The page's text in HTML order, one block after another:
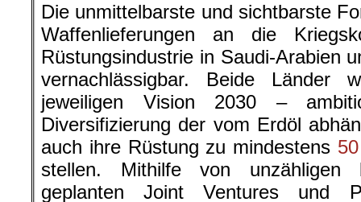
Die unmittelbarste und sichtbarste
Waffenlieferungen an die
Rüstungsindustrie in Saudi-Arabien
vernachlässigbar. Beide Länder
jeweiligen Vision 2030 –
Diversifizierung der vom Erdöl
auch ihre Rüstung zu mindestens
stellen. Mithilfe von unzähligen
geplanten Joint Ventures und